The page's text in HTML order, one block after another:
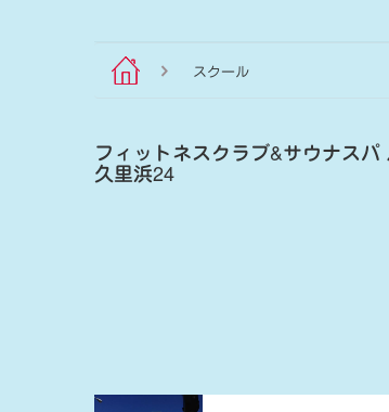
スクール
フィットネスクラブ&サウナスパ
久里浜24